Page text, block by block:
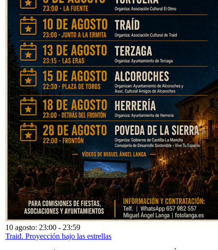
10 agosto: 23:00 - 23:59
Traid. Proyección bajo las estrellas